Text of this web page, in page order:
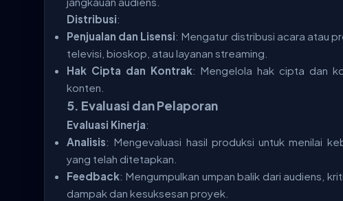
Distribusi:
Penjualan dan Lisensi: Mengatur distribusi acara atau
televisi, bioskop, atau layanan streaming.
Hak Cipta dan Kontrak: Mengelola hak cipta dan
konten.
5. Evaluasi dan Pelaporan
Evaluasi Kinerja:
Analisis: Mengevaluasi hasil produksi untuk menilai
yang telah ditetapkan.
Feedback: Mengumpulkan umpan balik dari audiens,
dampak dan kesuksesan proyek.